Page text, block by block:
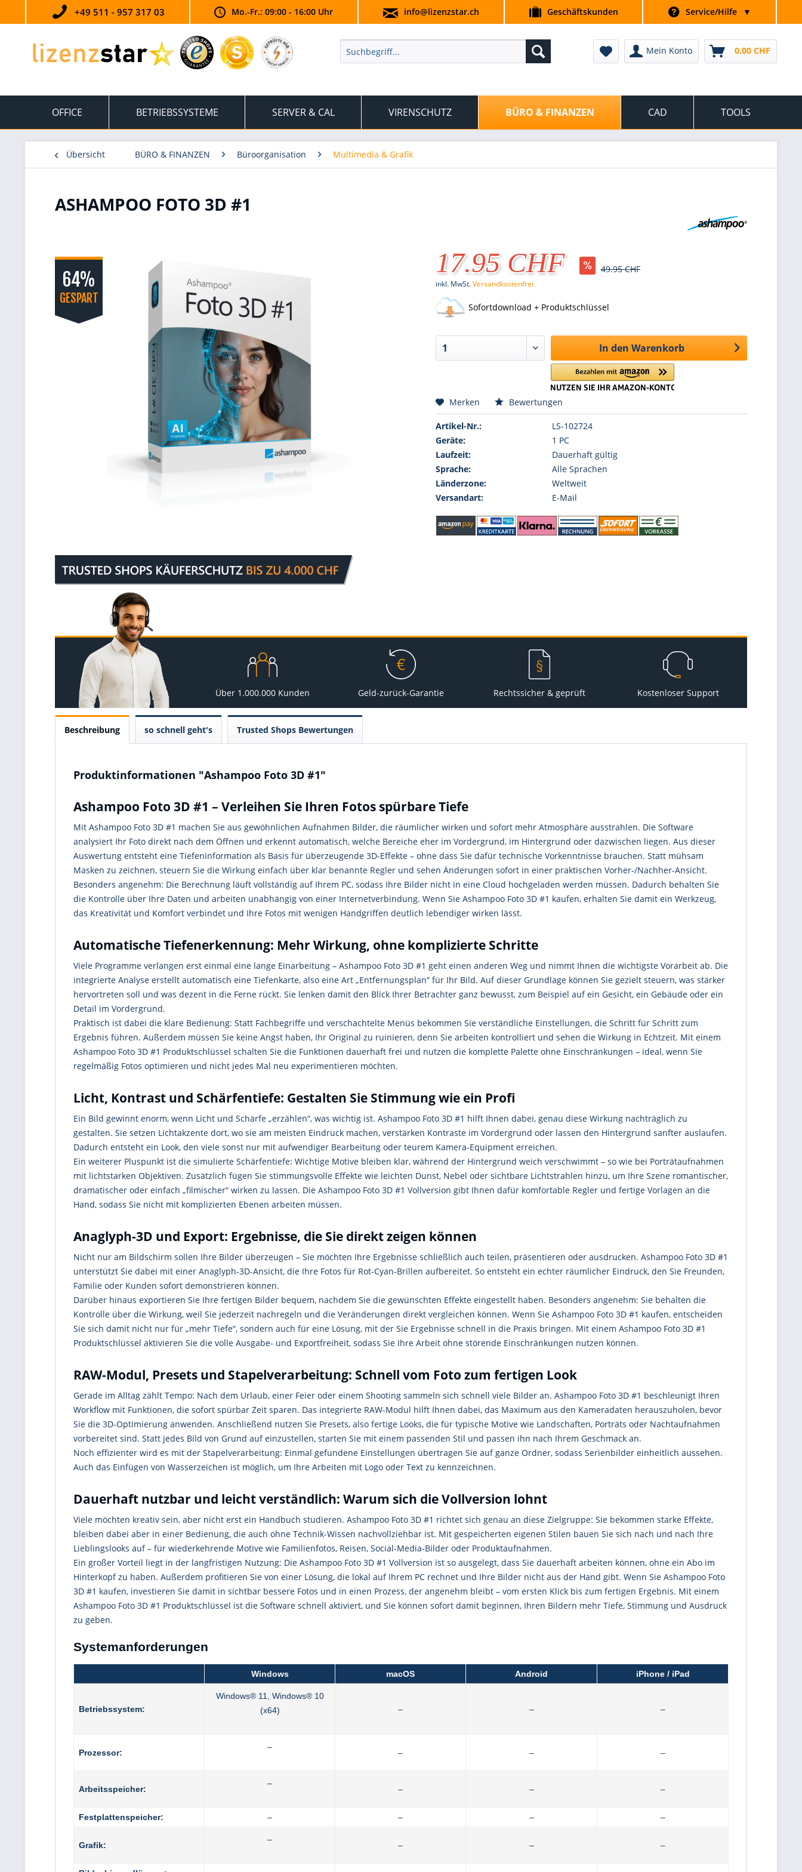
+49 511 - 957 317 03 Mo.-Fr.: 09:00 - 16:00 Uhr info@lizenzstar.ch Geschäftskunden Service/Hilfe ▼
Mein Konto 0.00 CHF
OFFICE BETRIEBSSYSTEME SERVER & CAL VIRENSCHUTZ BÜRO & FINANZEN CAD TOOLS
Übersicht BÜRO & FINANZEN Büroorganisation Multimedia & Grafik
ASHAMPOO FOTO 3D #1
64%
GESPART
17.95 CHF 49.95 CHF
inkl. MwSt.Versandkostenfrei
Sofortdownload + Produktschlüssel
In den Warenkorb
Merken Bewertungen
Artikel-Nr.:
LS-102724
Geräte:
1 PC
Laufzeit:
Dauerhaft gültig
Sprache:
Alle Sprachen
Länderzone:
Weltweit
Versandart:
E-Mail
Über 1.000.000 Kunden Geld-zurück-Garantie Rechtssicher & geprüft Kostenloser Support
Beschreibung so schnell geht's Trusted Shops Bewertungen
Produktinformationen "Ashampoo Foto 3D #1"
Ashampoo Foto 3D #1 – Verleihen Sie Ihren Fotos spürbare Tiefe
Mit Ashampoo Foto 3D #1 machen Sie aus gewöhnlichen Aufnahmen Bilder, die räumlicher wirken und sofort mehr Atmosphäre ausstrahlen. Die Software
analysiert Ihr Foto direkt nach dem Öffnen und erkennt automatisch, welche Bereiche eher im Vordergrund, im Hintergrund oder dazwischen liegen. Aus dieser
Auswertung entsteht eine Tiefeninformation als Basis für überzeugende 3D-Effekte – ohne dass Sie dafür technische Vorkenntnisse brauchen. Statt mühsam
Masken zu zeichnen, steuern Sie die Wirkung einfach über klar benannte Regler und sehen Änderungen sofort in einer praktischen Vorher-/Nachher-Ansicht.
Besonders angenehm: Die Berechnung läuft vollständig auf Ihrem PC, sodass Ihre Bilder nicht in eine Cloud hochgeladen werden müssen. Dadurch behalten Sie
die Kontrolle über Ihre Daten und arbeiten unabhängig von einer Internetverbindung. Wenn Sie Ashampoo Foto 3D #1 kaufen, erhalten Sie damit ein Werkzeug,
das Kreativität und Komfort verbindet und Ihre Fotos mit wenigen Handgriffen deutlich lebendiger wirken lässt.
Automatische Tiefenerkennung: Mehr Wirkung, ohne komplizierte Schritte
Viele Programme verlangen erst einmal eine lange Einarbeitung – Ashampoo Foto 3D #1 geht einen anderen Weg und nimmt Ihnen die wichtigste Vorarbeit ab. Die
integrierte Analyse erstellt automatisch eine Tiefenkarte, also eine Art „Entfernungsplan“ für Ihr Bild. Auf dieser Grundlage können Sie gezielt steuern, was stärker
hervortreten soll und was dezent in die Ferne rückt. Sie lenken damit den Blick Ihrer Betrachter ganz bewusst, zum Beispiel auf ein Gesicht, ein Gebäude oder ein
Detail im Vordergrund.
Praktisch ist dabei die klare Bedienung: Statt Fachbegriffe und verschachtelte Menüs bekommen Sie verständliche Einstellungen, die Schritt für Schritt zum
Ergebnis führen. Außerdem müssen Sie keine Angst haben, Ihr Original zu ruinieren, denn Sie arbeiten kontrolliert und sehen die Wirkung in Echtzeit. Mit einem
Ashampoo Foto 3D #1 Produktschlüssel schalten Sie die Funktionen dauerhaft frei und nutzen die komplette Palette ohne Einschränkungen – ideal, wenn Sie
regelmäßig Fotos optimieren und nicht jedes Mal neu experimentieren möchten.
Licht, Kontrast und Schärfentiefe: Gestalten Sie Stimmung wie ein Profi
Ein Bild gewinnt enorm, wenn Licht und Schärfe „erzählen“, was wichtig ist. Ashampoo Foto 3D #1 hilft Ihnen dabei, genau diese Wirkung nachträglich zu
gestalten. Sie setzen Lichtakzente dort, wo sie am meisten Eindruck machen, verstärken Kontraste im Vordergrund oder lassen den Hintergrund sanfter auslaufen.
Dadurch entsteht ein Look, den viele sonst nur mit aufwendiger Bearbeitung oder teurem Kamera-Equipment erreichen.
Ein weiterer Pluspunkt ist die simulierte Schärfentiefe: Wichtige Motive bleiben klar, während der Hintergrund weich verschwimmt – so wie bei Porträtaufnahmen
mit lichtstarken Objektiven. Zusätzlich fügen Sie stimmungsvolle Effekte wie leichten Dunst, Nebel oder sichtbare Lichtstrahlen hinzu, um Ihre Szene romantischer,
dramatischer oder einfach „filmischer“ wirken zu lassen. Die Ashampoo Foto 3D #1 Vollversion gibt Ihnen dafür komfortable Regler und fertige Vorlagen an die
Hand, sodass Sie nicht mit komplizierten Ebenen arbeiten müssen.
Anaglyph-3D und Export: Ergebnisse, die Sie direkt zeigen können
Nicht nur am Bildschirm sollen Ihre Bilder überzeugen – Sie möchten Ihre Ergebnisse schließlich auch teilen, präsentieren oder ausdrucken. Ashampoo Foto 3D #1
unterstützt Sie dabei mit einer Anaglyph-3D-Ansicht, die Ihre Fotos für Rot-Cyan-Brillen aufbereitet. So entsteht ein echter räumlicher Eindruck, den Sie Freunden,
Familie oder Kunden sofort demonstrieren können.
Darüber hinaus exportieren Sie Ihre fertigen Bilder bequem, nachdem Sie die gewünschten Effekte eingestellt haben. Besonders angenehm: Sie behalten die
Kontrolle über die Wirkung, weil Sie jederzeit nachregeln und die Veränderungen direkt vergleichen können. Wenn Sie Ashampoo Foto 3D #1 kaufen, entscheiden
Sie sich damit nicht nur für „mehr Tiefe“, sondern auch für eine Lösung, mit der Sie Ergebnisse schnell in die Praxis bringen. Mit einem Ashampoo Foto 3D #1
Produktschlüssel aktivieren Sie die volle Ausgabe- und Exportfreiheit, sodass Sie Ihre Arbeit ohne störende Einschränkungen nutzen können.
RAW-Modul, Presets und Stapelverarbeitung: Schnell vom Foto zum fertigen Look
Gerade im Alltag zählt Tempo: Nach dem Urlaub, einer Feier oder einem Shooting sammeln sich schnell viele Bilder an. Ashampoo Foto 3D #1 beschleunigt Ihren
Workflow mit Funktionen, die sofort spürbar Zeit sparen. Das integrierte RAW-Modul hilft Ihnen dabei, das Maximum aus den Kameradaten herauszuholen, bevor
Sie die 3D-Optimierung anwenden. Anschließend nutzen Sie Presets, also fertige Looks, die für typische Motive wie Landschaften, Porträts oder Nachtaufnahmen
vorbereitet sind. Statt jedes Bild von Grund auf einzustellen, starten Sie mit einem passenden Stil und passen ihn nach Ihrem Geschmack an.
Noch effizienter wird es mit der Stapelverarbeitung: Einmal gefundene Einstellungen übertragen Sie auf ganze Ordner, sodass Serienbilder einheitlich aussehen.
Auch das Einfügen von Wasserzeichen ist möglich, um Ihre Arbeiten mit Logo oder Text zu kennzeichnen.
Dauerhaft nutzbar und leicht verständlich: Warum sich die Vollversion lohnt
Viele möchten kreativ sein, aber nicht erst ein Handbuch studieren. Ashampoo Foto 3D #1 richtet sich genau an diese Zielgruppe: Sie bekommen starke Effekte,
bleiben dabei aber in einer Bedienung, die auch ohne Technik-Wissen nachvollziehbar ist. Mit gespeicherten eigenen Stilen bauen Sie sich nach und nach Ihre
Lieblingslooks auf – für wiederkehrende Motive wie Familienfotos, Reisen, Social-Media-Bilder oder Produktaufnahmen.
Ein großer Vorteil liegt in der langfristigen Nutzung: Die Ashampoo Foto 3D #1 Vollversion ist so ausgelegt, dass Sie dauerhaft arbeiten können, ohne ein Abo im
Hinterkopf zu haben. Außerdem profitieren Sie von einer Lösung, die lokal auf Ihrem PC rechnet und Ihre Bilder nicht aus der Hand gibt. Wenn Sie Ashampoo Foto
3D #1 kaufen, investieren Sie damit in sichtbar bessere Fotos und in einen Prozess, der angenehm bleibt – vom ersten Klick bis zum fertigen Ergebnis. Mit einem
Ashampoo Foto 3D #1 Produktschlüssel ist die Software schnell aktiviert, und Sie können sofort damit beginnen, Ihren Bildern mehr Tiefe, Stimmung und Ausdruck
zu geben.
Systemanforderungen
Windows macOS Android iPhone / iPad
Betriebssystem:
Windows® 11, Windows® 10
(x64)
– – –
Prozessor:
–
– – –
Arbeitsspeicher:
–
– – –
Festplattenspeicher: – – – –
Grafik:
–
– – –